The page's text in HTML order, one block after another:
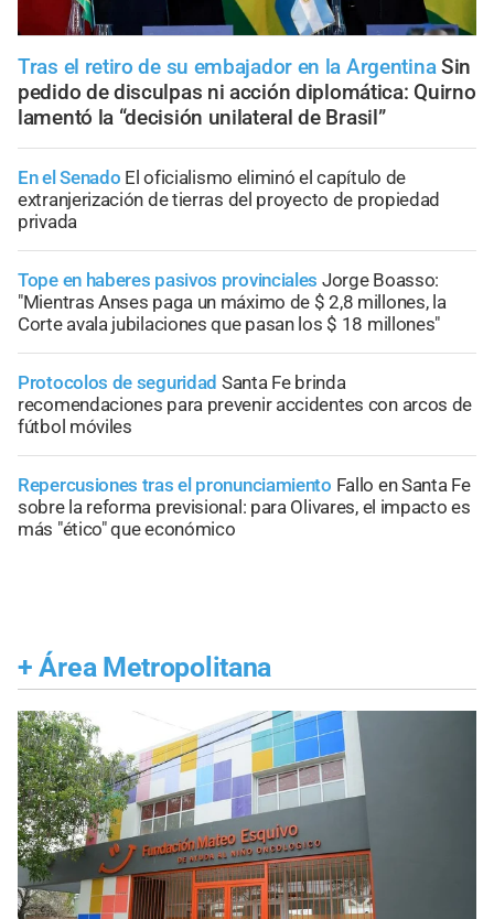
Tras el retiro de su embajador en la Argentina Sin
pedido de disculpas ni acción diplomática: Quirno
lamentó la “decisión unilateral de Brasil”
En el Senado El oficialismo eliminó el capítulo de
extranjerización de tierras del proyecto de propiedad
privada
Tope en haberes pasivos provinciales Jorge Boasso:
"Mientras Anses paga un máximo de $ 2,8 millones, la
Corte avala jubilaciones que pasan los $ 18 millones"
Protocolos de seguridad Santa Fe brinda
recomendaciones para prevenir accidentes con arcos de
fútbol móviles
Repercusiones tras el pronunciamiento Fallo en Santa Fe
sobre la reforma previsional: para Olivares, el impacto es
más "ético" que económico
+ Área Metropolitana